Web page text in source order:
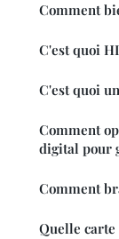
Comment
C'est quoi
C'est quoi
Comment
digital pour
Comment
Quelle carte